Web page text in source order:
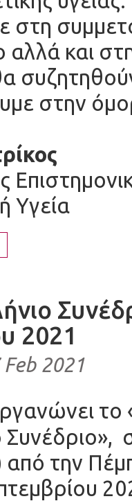
στη
αλλά και
στην
Υγεία
2021
2021
το
Συνέδριο»,
την